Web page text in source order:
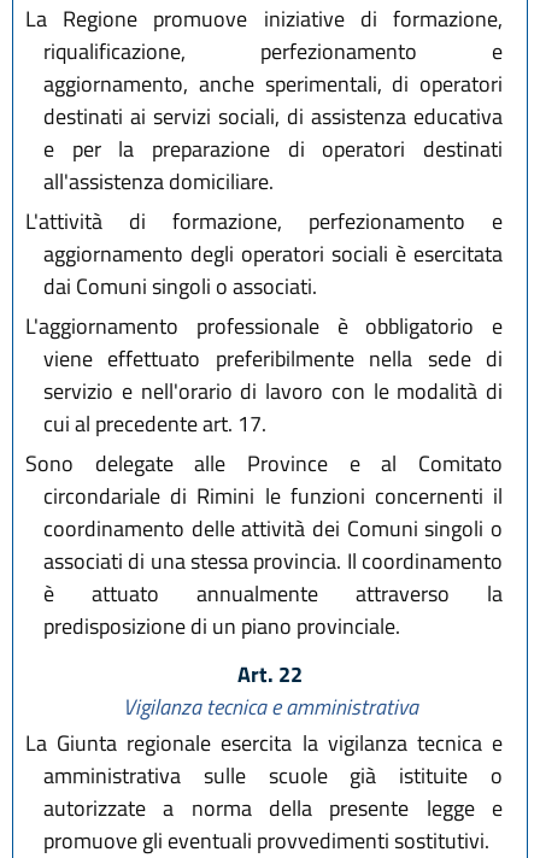
La Regione promuove iniziative di formazione,
riqualificazione, perfezionamento e
aggiornamento, anche sperimentali, di operatori
destinati ai servizi sociali, di assistenza educativa
e per la preparazione di operatori destinati
all'assistenza domiciliare.
L'attività di formazione, perfezionamento e
aggiornamento degli operatori sociali è esercitata
dai Comuni singoli o associati.
L'aggiornamento professionale è obbligatorio e
viene effettuato preferibilmente nella sede di
servizio e nell'orario di lavoro con le modalità di
cui al precedente art. 17.
Sono delegate alle Province e al Comitato
circondariale di Rimini le funzioni concernenti il
coordinamento delle attività dei Comuni singoli o
associati di una stessa provincia. Il coordinamento
è attuato annualmente attraverso la
predisposizione di un piano provinciale.
Art. 22
Vigilanza tecnica e amministrativa
La Giunta regionale esercita la vigilanza tecnica e
amministrativa sulle scuole già istituite o
autorizzate a norma della presente legge e
promuove gli eventuali provvedimenti sostitutivi.